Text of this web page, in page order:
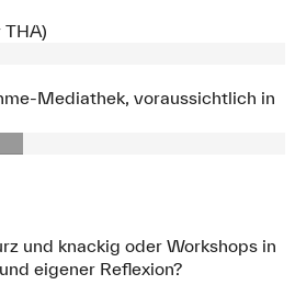
THA)
Mediathek, voraussichtlich in
und knackig oder Workshops in
eigener Reflexion?